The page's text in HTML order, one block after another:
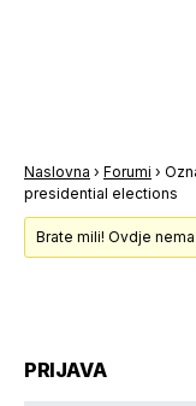
Naslovna › Forumi ›
presidential elections
Brate mili! Ovdje
PRIJAVA